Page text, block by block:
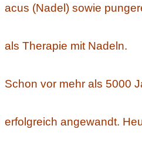
acus (Nadel) sowie
als Therapie mit Nadeln.
Schon vor mehr als 5000
erfolgreich angewandt.